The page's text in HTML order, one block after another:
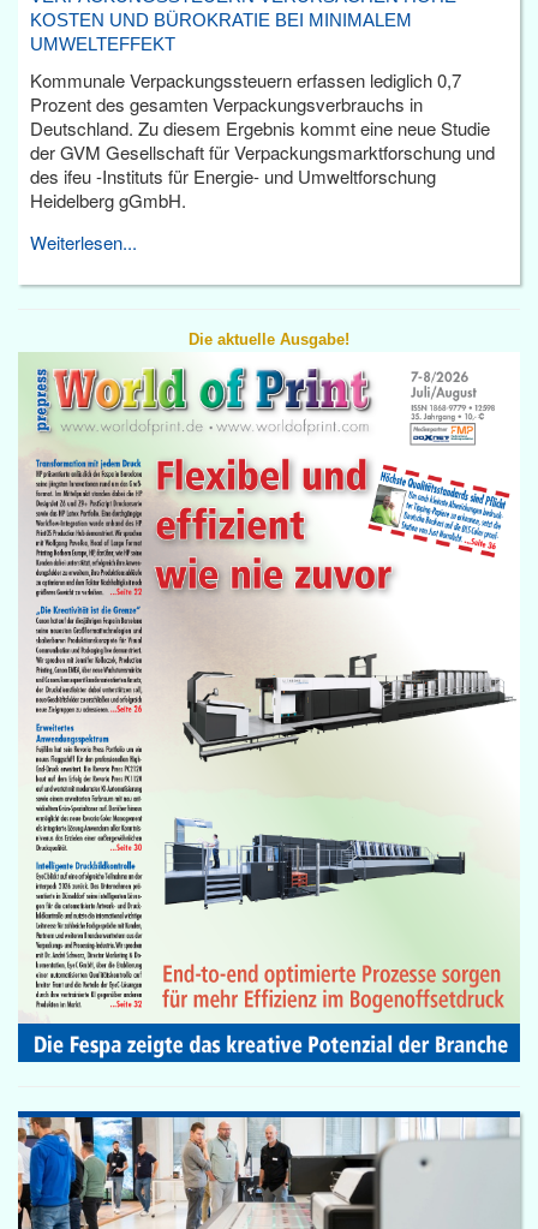
KOSTEN UND BÜROKRATIE BEI MINIMALEM
UMWELTEFFEKT
Kommunale Verpackungssteuern erfassen lediglich 0,7
Prozent des gesamten Verpackungsverbrauchs in
Deutschland. Zu diesem Ergebnis kommt eine neue Studie
der GVM Gesellschaft für Verpackungsmarktforschung und
des ifeu -Instituts für Energie- und Umweltforschung
Heidelberg gGmbH.
Weiterlesen...
Die aktuelle Ausgabe!